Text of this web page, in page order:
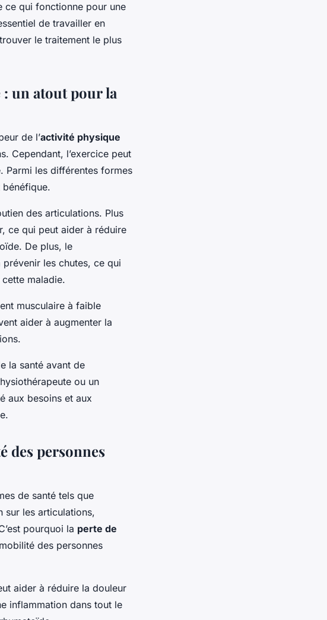
ce qui fonctionne pour une
de travailler en
le traitement le plus
un atout pour la
de l’activité physique
Cependant, l’exercice peut
Parmi les différentes formes
des articulations. Plus
ce qui peut aider à réduire
De plus, le
les chutes, ce qui
maladie.
musculaire à faible
aider à augmenter la
la santé avant de
ou un
aux besoins et aux
des personnes
de santé tels que
sur les articulations,
pourquoi la perte de
des personnes
aider à réduire la douleur
inflammation dans tout le